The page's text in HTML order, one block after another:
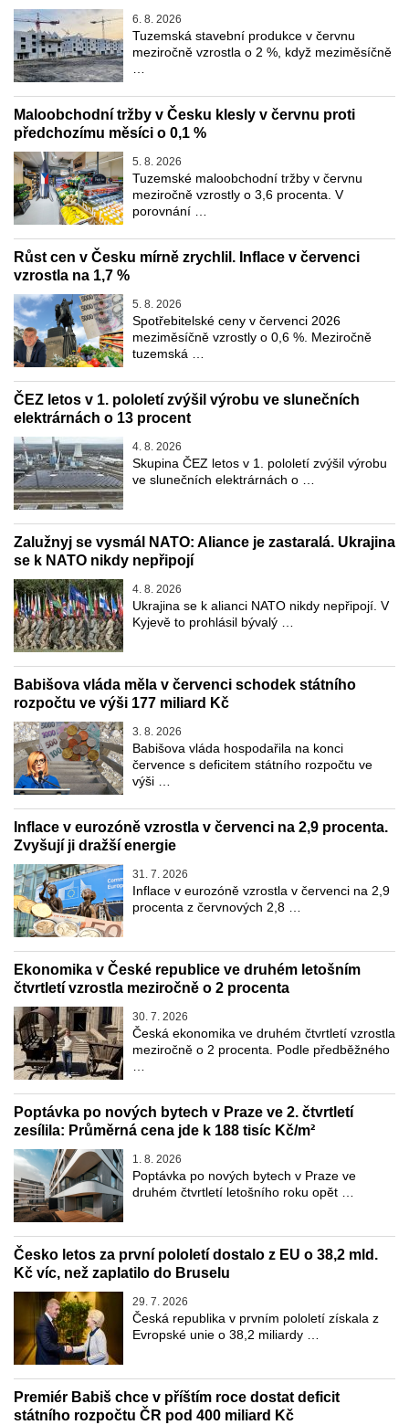
6. 8. 2026
Tuzemská stavební produkce v červnu
meziročně vzrostla o 2 %, když meziměsíčně
Maloobchodní tržby v Česku klesly v červnu proti
předchozímu měsíci o 0,1 %
5. 8. 2026
Tuzemské maloobchodní tržby v červnu
meziročně vzrostly o 3,6 procenta. V
porovnání …
Růst cen v Česku mírně zrychlil. Inflace v červenci
vzrostla na 1,7 %
5. 8. 2026
Spotřebitelské ceny v červenci 2026
meziměsíčně vzrostly o 0,6 %. Meziročně
tuzemská …
ČEZ letos v 1. pololetí zvýšil výrobu ve slunečních
elektrárnách o 13 procent
4. 8. 2026
Skupina ČEZ letos v 1. pololetí zvýšil výrobu
ve slunečních elektrárnách o …
Zalužnyj se vysmál NATO: Aliance je zastaralá. Ukrajina
se k NATO nikdy nepřipojí
4. 8. 2026
Ukrajina se k alianci NATO nikdy nepřipojí. V
Kyjevě to prohlásil bývalý …
Babišova vláda měla v červenci schodek státního
rozpočtu ve výši 177 miliard Kč
3. 8. 2026
Babišova vláda hospodařila na konci
července s deficitem státního rozpočtu ve
výši …
Inflace v eurozóně vzrostla v červenci na 2,9 procenta.
Zvyšují ji dražší energie
31. 7. 2026
Inflace v eurozóně vzrostla v červenci na 2,9
procenta z červnových 2,8 …
Ekonomika v České republice ve druhém letošním
čtvrtletí vzrostla meziročně o 2 procenta
30. 7. 2026
Česká ekonomika ve druhém čtvrtletí vzrostla
meziročně o 2 procenta. Podle předběžného
Poptávka po nových bytech v Praze ve 2. čtvrtletí
zesílila: Průměrná cena jde k 188 tisíc Kč/m²
1. 8. 2026
Poptávka po nových bytech v Praze ve
druhém čtvrtletí letošního roku opět …
Česko letos za první pololetí dostalo z EU o 38,2 mld.
Kč víc, než zaplatilo do Bruselu
29. 7. 2026
Česká republika v prvním pololetí získala z
Evropské unie o 38,2 miliardy …
Premiér Babiš chce v příštím roce dostat deficit
státního rozpočtu ČR pod 400 miliard Kč